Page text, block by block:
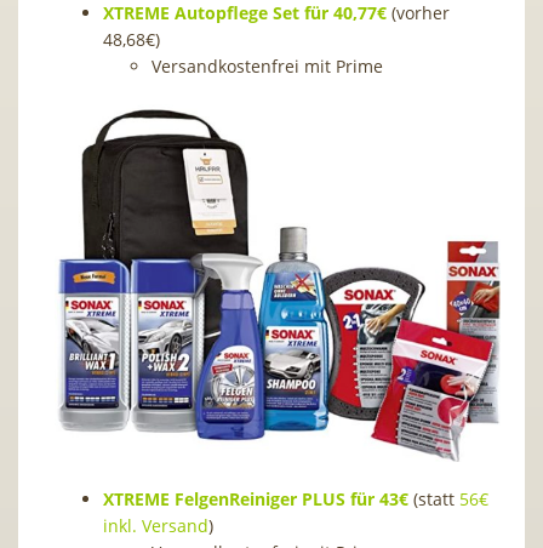
XTREME Autopflege Set für 40,77€ (vorher
48,68€)
Versandkostenfrei mit Prime
XTREME FelgenReiniger PLUS für 43€ (statt 56€
inkl. Versand)